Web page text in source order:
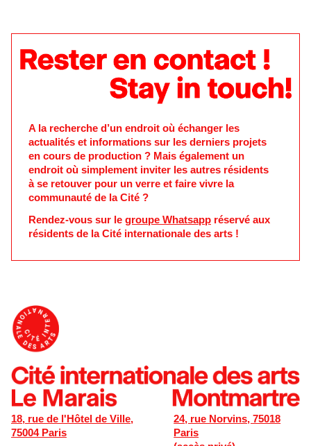
A la recherche d’un endroit où échanger les
actualités et informations sur les derniers projets
en cours de production ? Mais également un
endroit où simplement inviter les autres résidents
à se retouver pour un verre et faire vivre la
communauté de la Cité ?
Rendez-vous sur le groupe Whatsapp réservé aux
résidents de la Cité internationale des arts !
18, rue de l'Hôtel de Ville,
75004 Paris
24, rue Norvins, 75018
Paris